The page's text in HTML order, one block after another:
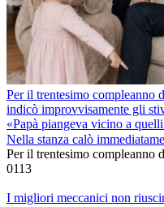
Per il trentesimo compleanno
indicò improvvisamente gli
«Papà piangeva vicino a
Nella stanza calò
Per il trentesimo compleanno
0113
I migliori meccanici non